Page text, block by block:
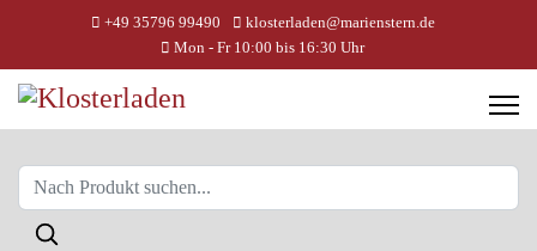
+49 35796 99490
klosterladen@marienstern.de
Mon - Fr 10:00 bis 16:30 Uhr